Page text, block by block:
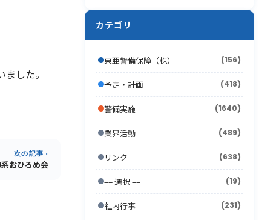
した。
次の記事 ›
おひろめ会
2013年2月
2013年1月 (7)
2012年3月
2012年1月 (10)
2011年4月
2011年2月 (10)
2010年6月 (20)
2010年5月
(15)
2010年3月 (18)
2010年2月 (7)
2010年1月 (13)
2009年5月 (16)
2009年4月 (16)
2009年2月 (15)
2009年1月 (16)
2008年8月
2008年7月 (15)
2008年6月 (10)
2008年5月 (21)
2008年4月 (11)
2008年3月 (26)
2008年1月 (10)
2007年9月
2007年7月 (21)
2007年6月 (17)
2007年5月 (24)
2007年4月 (21)
2007年3月 (31)
2007年2月 (33)
2007年1月 (24)
2006年10月
2006年8月 (26)
2006年6月 (26)
2006年5月 (23)
2006年4月 (36)
2006年3月 (27)
2006年2月 (13)
2005年12月 (19)
2005年11月
2005年9月 (17)
2005年8月 (14)
2005年7月 (8)
2005年6月 (9)
2005年5月 (11)
2005年4月 (15)
2005年3月 (15)
カテゴリ
東亜警備保障（株） (156)
予定・計画 (418)
警備実施 (1640)
業界活動 (489)
リンク (638)
== 選択 == (19)
社内行事 (231)